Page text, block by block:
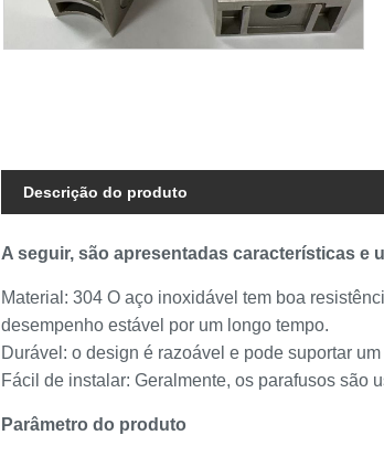
Descrição do produto
A seguir, são apresentadas características e
Material: 304 O aço inoxidável tem boa
desempenho estável por um longo tempo.
Durável: o design é razoável e pode suportar
Fácil de instalar: Geralmente, os parafusos são
Parâmetro do produto